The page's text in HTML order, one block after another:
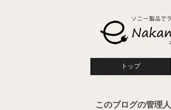
トップ
このブログの管理